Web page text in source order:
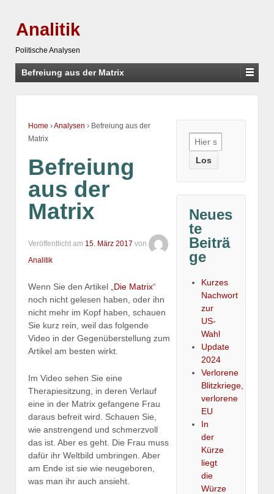
Analitik
Politische Analysen
Befreiung aus der Matrix
Home ›Analysen › Befreiung aus der
Matrix
Befreiung
aus der
Matrix
Veröffentlicht am 15. März 2017 von
Analitik
Wenn Sie den Artikel „ Die Matrix“
noch nicht gelesen haben, oder ihn
nicht mehr im Kopf haben, schauen
Sie kurz rein, weil das folgende
Video in der Gegenüberstellung zum
Artikel am besten wirkt.
Im Video sehen Sie eine
Therapiesitzung, in deren Verlauf
eine in der Matrix gefangene Frau
daraus befreit wird. Schauen Sie,
wie anstrengend und schmerzvoll
das ist. Aber es geht. Die Frau muss
dafür ihr Weltbild umbringen. Aber
am Ende ist sie wie neugeboren,
was man ihr auch ansieht.
Suche
nach:
Neues
te
Beiträ
ge
Kurzes
Nachwort
zur
US-
Wahl
Update
2024
Verlorene
Blitzkriege,
verlorene
EU
In
der
Kürze
liegt
die
Würze